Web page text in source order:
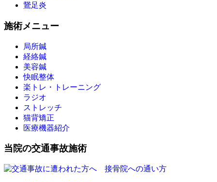
鵞足炎
施術メニュー
局所鍼
経絡鍼
美容鍼
快眠整体
楽トレ・トレーニング
ラジオ
ストレッチ
猫背矯正
医療機器紹介
当院の交通事故施術